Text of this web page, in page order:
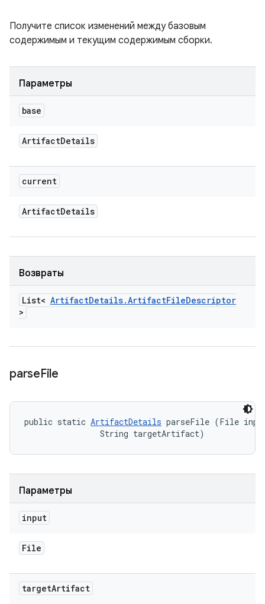
Получите список изменений между базовым
содержимым и текущим содержимым сборки.
Параметры
base
ArtifactDetails
current
ArtifactDetails
Возвраты
List< ArtifactDetails.ArtifactFileDescriptor
>
parseFile
public static ArtifactDetails parseFile (File
                String targetArtifact)
Параметры
input
File
targetArtifact